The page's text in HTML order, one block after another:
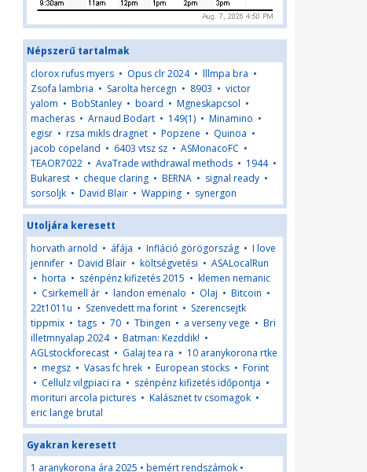
Népszerű tartalmak
clorox rufus myers • Opus clr 2024• lllmpa bra •
Zsofa lambria • Sarolta hercegn • 8903 • victor
yalom • BobStanley • board • Mgneskapcsol •
macheras • Arnaud Bodart • 149(1) • Minamino •
egisr • rzsa mikls dragnet • Popzene • Quinoa •
jacob copeland • 6403 vtsz sz • ASMonacoFC •
TEAOR7022 • AvaTrade withdrawal methods • 1944•
Bukarest • cheque claring • BERNA • signal ready •
sorsoljk • David Blair • Wapping • synergon
Utoljára keresett
horvath arnold • áfája • Infláció görögország • I love
jennifer • David Blair • költségvetési • ASALocalRun
• horta • szénpénz kifizetés 2015 • klemen nemanic
• Csirkemell ár • landon emenalo • Olaj • Bitcoin •
22t1011u • Szenvedett ma forint • Szerencsejtk
tippmix • tags • 70 • Tbingen • a verseny vege • Bri
illetmnyalap 2024• Batman: Kezddik! •
AGLstockforecast • Galaj tea ra • 10 aranykorona rtke
• megsz • Vasas fc hrek • European stocks • Forint
• Cellulz vilgpiaci ra • szénpénz kifizetés időpontja •
morituri arcola pictures • Kalásznet tv csomagok •
eric lange brutal
Gyakran keresett
1 aranykorona ára 2025 • bemért rendszámok •